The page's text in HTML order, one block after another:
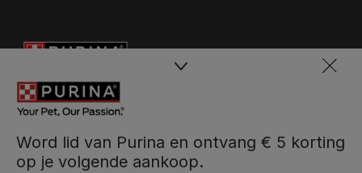
Word lid van Purina en ontvang € 5 korting
op je volgende aankoop.